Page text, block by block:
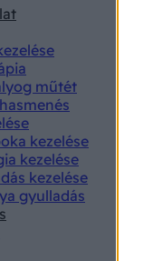
műtét
kezelése
kezelése
kezelése
gyulladás